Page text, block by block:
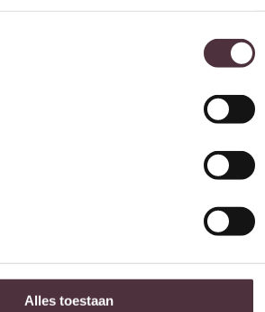
Richmond Interiors
Nee (handgrepen en/of poten nog monteren)
Licht vochtige doek en goed nadrogen.
Eettafels
boven de €100,-